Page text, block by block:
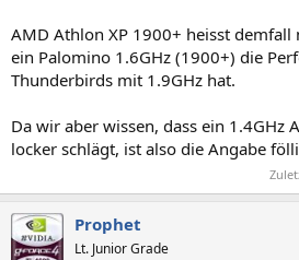
AMD Athlon XP 1900+ heisst demfall
ein Palomino 1.6GHz (1900+) die
Thunderbirds mit 1.9GHz hat.
Da wir aber wissen, dass ein 1.4GHz
locker schlägt, ist also die Angabe
Prophet
Lt. Junior Grade